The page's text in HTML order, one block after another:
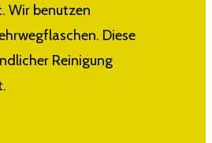
Wir benutzen
Diese
Reinigung